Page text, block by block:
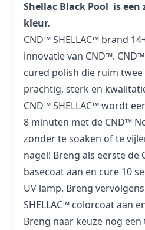
Shellac Black Pool is
kleur.
CND™ SHELLAC™ brand
innovatie van CND™. CND™
cured polish die ruim
prachtig, sterk en
CND™ SHELLAC™ wordt
8 minuten met de CND™
zonder te soaken of te
nagel! Breng als eerste de
basecoat aan en cure 10
UV lamp. Breng
SHELLAC™ colorcoat aan
Breng naar keuze nog